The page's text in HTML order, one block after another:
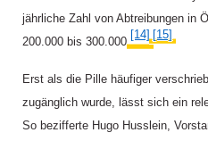
jährliche Zahl von Abtreibungen in
200.000 bis 300.000.
[14],[15]
Erst als die Pille häufiger
zugänglich wurde, lässt sich ein
So bezifferte Hugo Husslein,